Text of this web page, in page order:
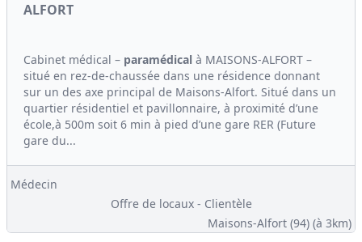
ALFORT
Cabinet médical – paramédical à MAISONS-ALFORT –
situé en rez-de-chaussée dans une résidence donnant
sur un des axe principal de Maisons-Alfort. Situé dans un
quartier résidentiel et pavillonnaire, à proximité d’une
école,à 500m soit 6 min à pied d’une gare RER (Future
gare du...
Médecin
Offre de locaux - Clientèle
Maisons-Alfort (94) (à 3km)